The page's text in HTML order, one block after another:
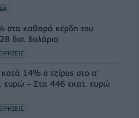
στα καθαρά κέρδη του
δισ. δολάρια
14% ο τζίρος στο α'
ευρώ – Στα 446 εκατ. ευρώ